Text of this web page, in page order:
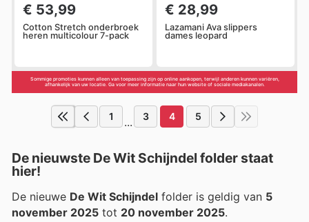
€ 53,99
Cotton Stretch onderbroek
heren multicolour 7-pack
€ 28,99
Lazamani Ava slippers
dames leopard
Sommige promoties kunnen alleen van toepassing zijn op online aankopen, terwijl anderen kunnen variëren,
afhankelijk van uw locatie. Ga voor meer informatie naar hun website of sociale mediakanalen.
1 ... 3 4 5
De nieuwste De Wit Schijndel folder staat
hier!
De nieuwe De Wit Schijndel folder is geldig van 5
november 2025 tot 20 november 2025.